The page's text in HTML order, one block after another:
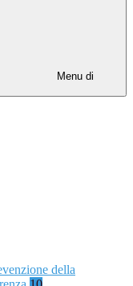
Menu di
della